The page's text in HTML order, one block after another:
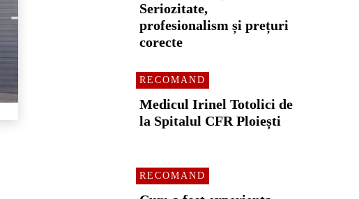
Seriozitate,
profesionalism și prețuri
corecte
RECOMAND
Medicul Irinel Totolici de
la Spitalul CFR Ploiești
RECOMAND